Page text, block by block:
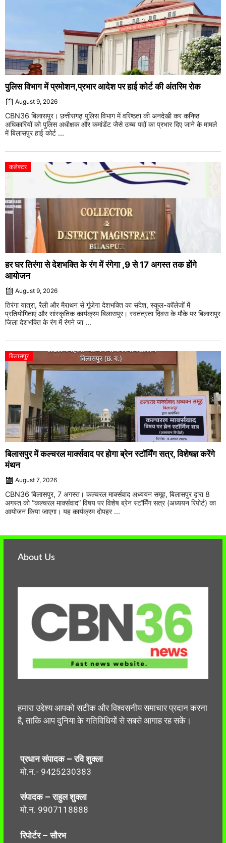
पुलिस विभाग में प्रमोशन,प्रभार आदेश पर हाई कोर्ट की अंतरिम रोक
August 9, 2026
CBN36 बिलासपुर। छत्तीसगढ़ पुलिस विभाग में वरिष्ठता की अनदेखी कर कनिष्ठ
अधिकारियों को पुलिस अधीक्षक और कमांडेंट जैसे उच्च पदों का प्रभार दिए जाने के मामले
में बिलासपुर हाई कोर्ट ...
कलेक्टर
हर घर तिरंगा से देशभक्ति के रंग में रंगेगा ,9 से 17 अगस्त तक होंगे
आयोजन
August 9, 2026
तिरंगा यात्रा, रैली और मैराथन से गूंजेगा देशभक्ति का संदेश, स्कूल-कॉलेजों में
प्रतियोगिताएं और सांस्कृतिक कार्यक्रम बिलासपुर। स्वतंत्रता दिवस के मौके पर बिलासपुर
जिला देशभक्ति के रंग में रंगने जा ...
बिलासपुर
बिलासपुर में कल्चरल मार्क्सवाद पर होगा ब्रेन स्टॉर्मिंग सत्र, विशेषज्ञ करेंगे
मंथन
August 7, 2026
CBN36 बिलासपुर, 7 अगस्त। कल्चरल मार्क्सवाद अध्ययन समूह, बिलासपुर द्वारा 8
अगस्त को “कल्चरल मार्क्सवाद” विषय पर विशेष ब्रेन स्टॉर्मिंग सत्र (अध्ययन रिपोर्ट) का
आयोजन किया जाएगा। यह कार्यक्रम दोपहर ...
About Us
हमारा उद्देश्य आपको सटीक और विश्वसनीय समाचार प्रदान करना
है, ताकि आप दुनिया के गतिविधियों से सबसे आगाह रह सकें।
प्रधान संपादक – रवि शुक्ला
मो.न.- 9425230383
संपादक – राहुल शुक्ला
मो.न. 9907118888
रिपोर्टर – सौरभ